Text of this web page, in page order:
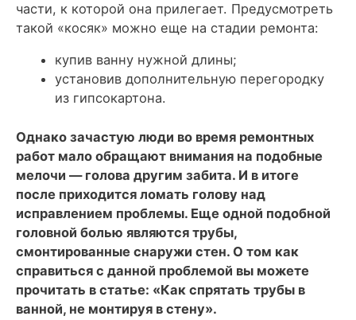
части, к которой она прилегает. Предусмотреть
такой «косяк» можно еще на стадии ремонта:
купив ванну нужной длины;
установив дополнительную перегородку
из гипсокартона.
Однако зачастую люди во время ремонтных
работ мало обращают внимания на подобные
мелочи — голова другим забита. И в итоге
после приходится ломать голову над
исправлением проблемы. Еще одной подобной
головной болью являются трубы,
смонтированные снаружи стен. О том как
справиться с данной проблемой вы можете
прочитать в статье: «Как спрятать трубы в
ванной, не монтируя в стену».